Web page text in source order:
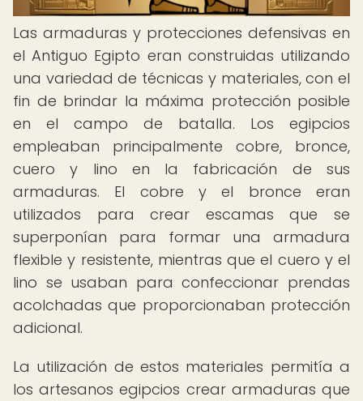
Las armaduras y protecciones defensivas en
el Antiguo Egipto eran construidas utilizando
una variedad de técnicas y materiales, con el
fin de brindar la máxima protección posible
en el campo de batalla. Los egipcios
empleaban principalmente cobre, bronce,
cuero y lino en la fabricación de sus
armaduras. El cobre y el bronce eran
utilizados para crear escamas que se
superponían para formar una armadura
flexible y resistente, mientras que el cuero y el
lino se usaban para confeccionar prendas
acolchadas que proporcionaban protección
adicional.
La utilización de estos materiales permitía a
los artesanos egipcios crear armaduras que